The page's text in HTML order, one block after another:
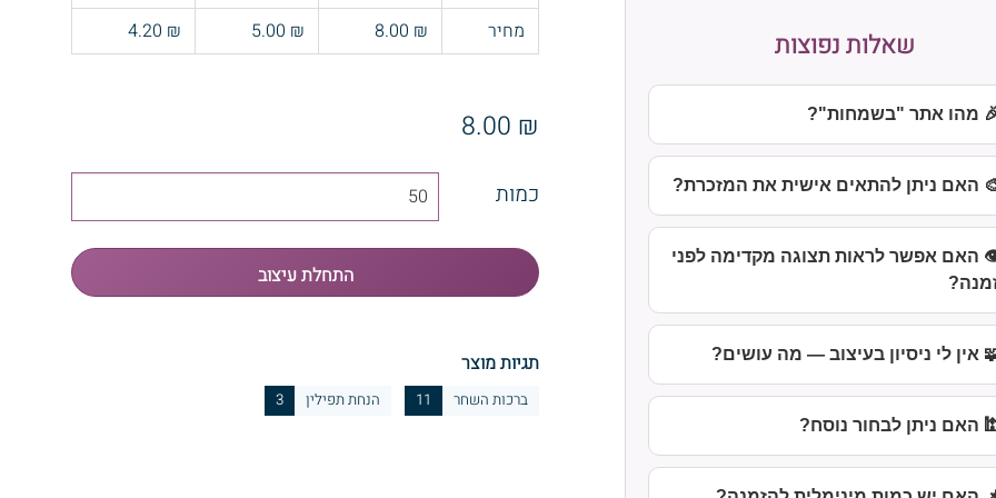
שאלות נפוצות
מהו אתר "בשמחות"?
האם ניתן להתאים אישית את המזכרת?
האם אפשר לראות תצוגה מקדימה לפני
אין לי ניסיון בעיצוב — מה עושים?
האם ניתן לבחור נוסח?
מחיר ₪ 8.00
₪ 5.00
₪ 4.20
₪ 8.00
כמות
תגיות מוצר
ברכות השחר 11 הנחת תפילין 3